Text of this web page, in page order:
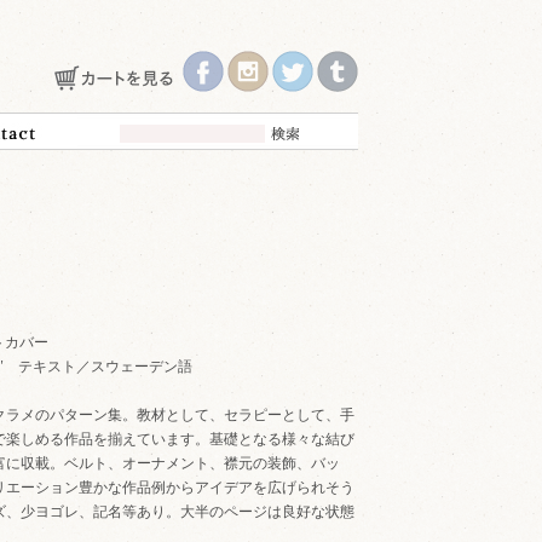
バー
キスト／スウェーデン語
ラメのパターン集。教材として、セラピーとして、手
楽しめる作品を揃えています。基礎となる様々な結び
に収載。ベルト、オーナメント、襟元の装飾、バッ
ーション豊かな作品例からアイデアを広げられそう
、少ヨゴレ、記名等あり。大半のページは良好な状態